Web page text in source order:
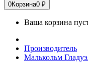
0Корзина0 ₽
Ваша корзина
Производитель
Малькольм